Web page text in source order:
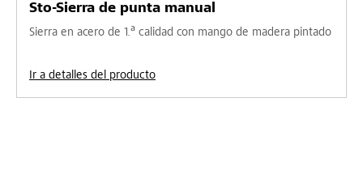
Sto-Sierra de punta manual
Sierra en acero de 1.ª calidad con mango de madera pintado
Ir a detalles del producto